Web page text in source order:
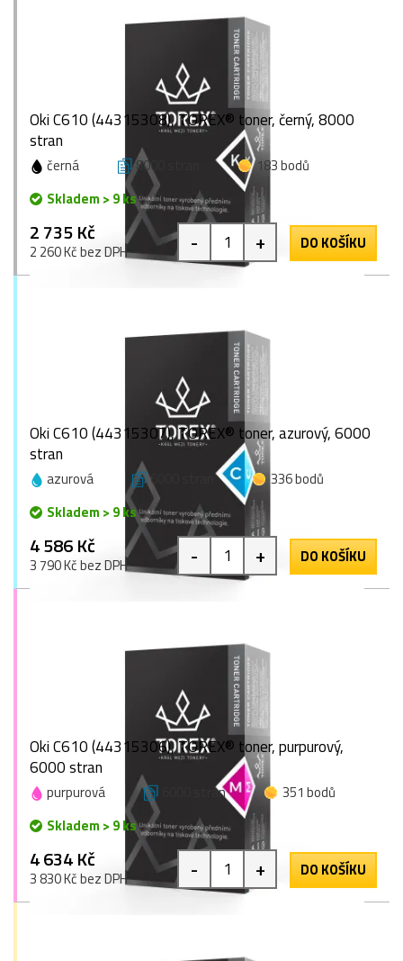
Oki C610 (44315308), TOREX® toner, černý, 8000
stran
černá 8000 stran
183 bodů
Skladem > 9 ks
2 735 Kč
2 260 Kč bez DPH - + DO KOŠÍKU
Oki C610 (44315307), TOREX® toner, azurový, 6000
stran
azurová 6000 stran
336 bodů
Skladem > 9 ks
4 586 Kč
3 790 Kč bez DPH - + DO KOŠÍKU
Oki C610 (44315306), TOREX® toner, purpurový,
6000 stran
purpurová 6000 stran
351 bodů
Skladem > 9 ks
4 634 Kč
3 830 Kč bez DPH - + DO KOŠÍKU